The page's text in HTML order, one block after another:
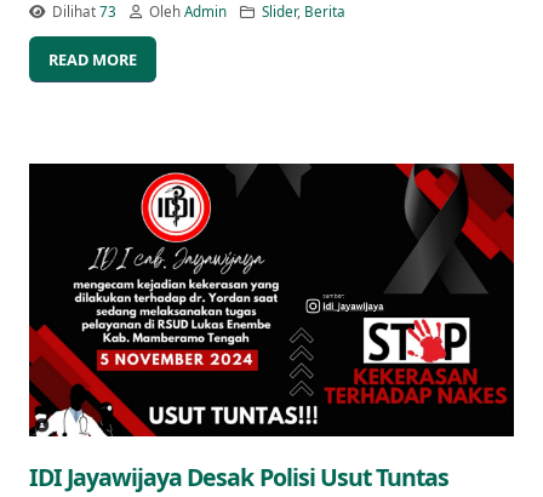
Dilihat73 OlehAdmin Slider, Berita
READ MORE
IDI Jayawijaya Desak Polisi Usut Tuntas